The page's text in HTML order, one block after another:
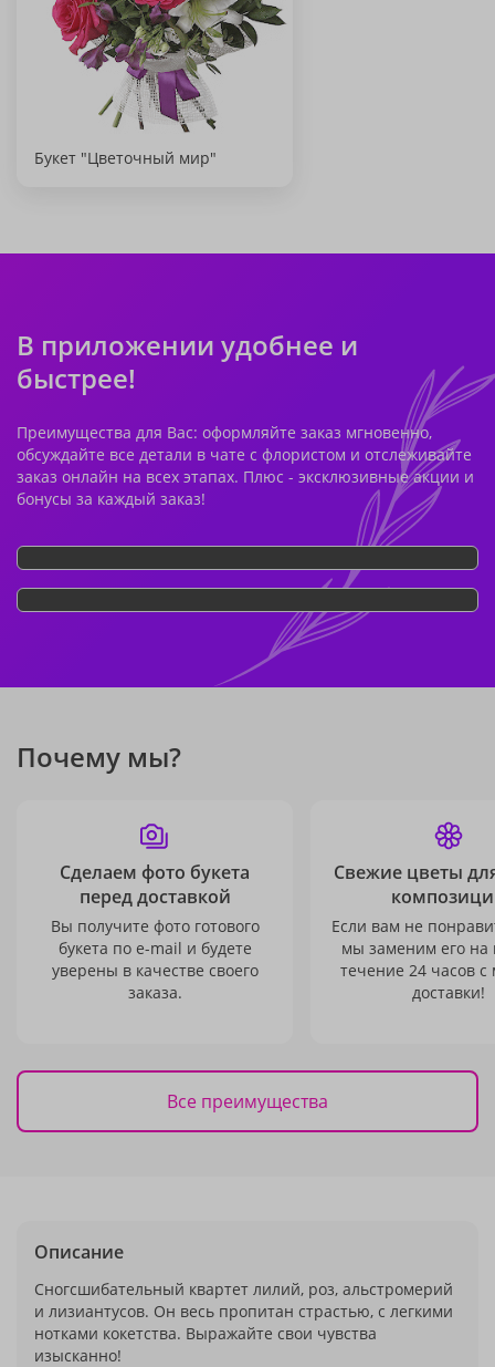
Букет "Цветочный мир"
В приложении удобнее и
быстрее!
Преимущества для Вас: оформляйте заказ мгновенно,
обсуждайте все детали в чате с флористом и отслеживайте
заказ онлайн на всех этапах. Плюс - эксклюзивные акции и
бонусы за каждый заказ!
Почему мы?
Сделаем фото букета
перед доставкой
Вы получите фото готового
букета по e-mail и будете
уверены в качестве своего
заказа.
Свежие цветы
Если вам не
мы заменим его на
течение 24 часов с
доставки!
Все преимущества
Описание
Сногсшибательный квартет лилий, роз, альстромерий
и лизиантусов. Он весь пропитан страстью, с легкими
нотками кокетства. Выражайте свои чувства
изысканно!